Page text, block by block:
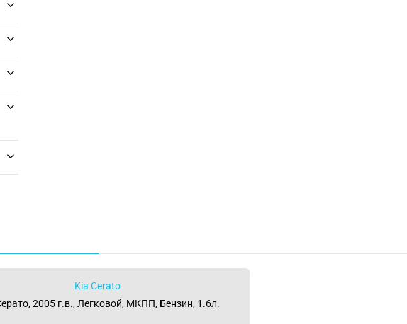
Kia Cerato
2005 г.в., Легковой, МКПП, Бензин, 1.6л.